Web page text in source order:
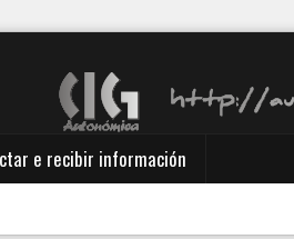
e recibir información